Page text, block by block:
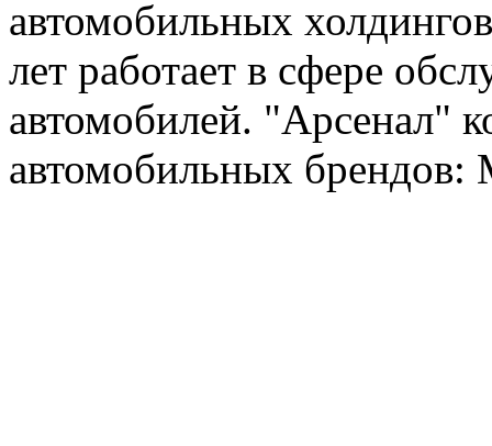
автомобильных
лет работает в сфере
автомобилей. "Арсенал"
автомобильных